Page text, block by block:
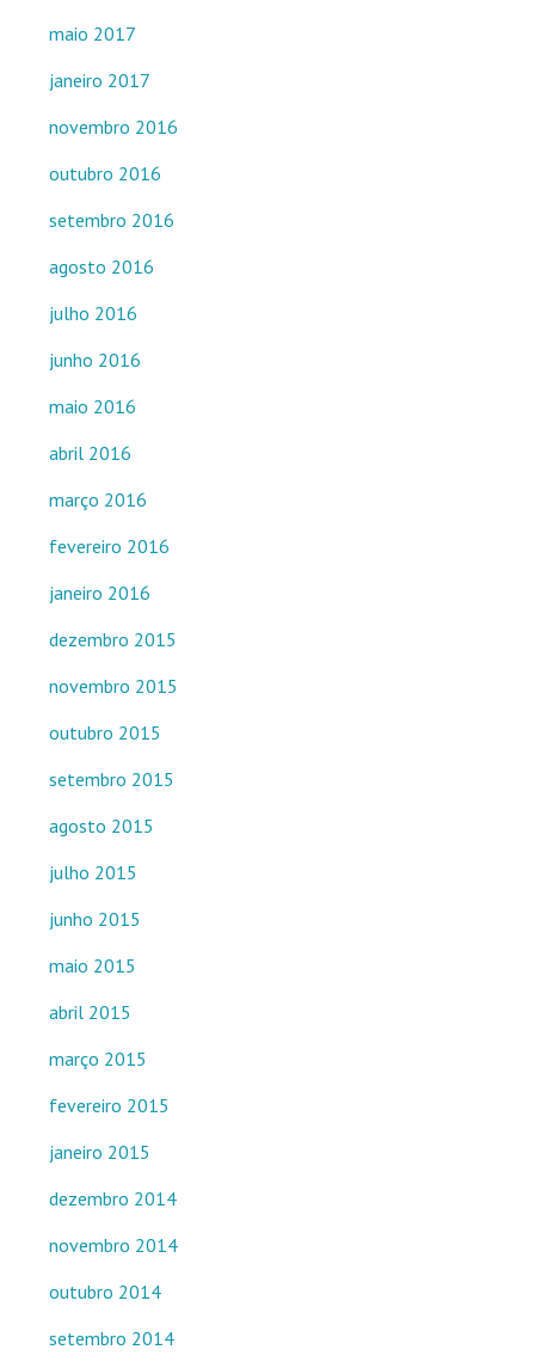
maio 2017
janeiro 2017
novembro 2016
outubro 2016
setembro 2016
agosto 2016
julho 2016
junho 2016
maio 2016
abril 2016
março 2016
fevereiro 2016
janeiro 2016
dezembro 2015
novembro 2015
outubro 2015
setembro 2015
agosto 2015
julho 2015
junho 2015
maio 2015
abril 2015
março 2015
fevereiro 2015
janeiro 2015
dezembro 2014
novembro 2014
outubro 2014
setembro 2014